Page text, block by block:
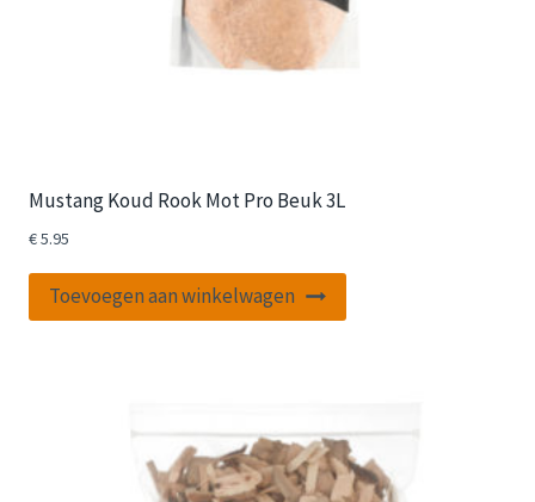
Mustang Koud Rook Mot Pro Beuk 3L
€5.95
Toevoegen aan winkelwagen